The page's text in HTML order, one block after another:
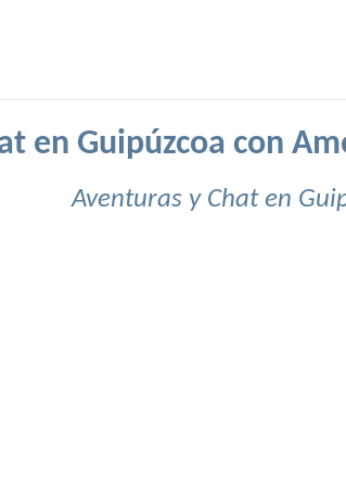
en Guipúzcoa con
Aventuras y Chat en